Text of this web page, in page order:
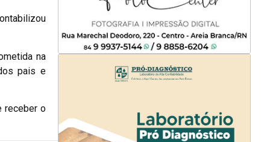
na
pais e
receber o